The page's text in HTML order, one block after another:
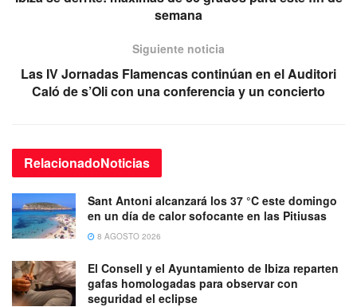
semana
Siguiente noticia
Las IV Jornadas Flamencas continúan en el Auditori
Caló de s’Oli con una conferencia y un concierto
RelacionadoNoticias
Sant Antoni alcanzará los 37 °C este domingo
en un día de calor sofocante en las Pitiusas
8 AGOSTO 2026
El Consell y el Ayuntamiento de Ibiza reparten
gafas homologadas para observar con
seguridad el eclipse